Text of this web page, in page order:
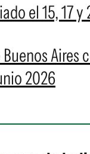
el 15, 17
2026